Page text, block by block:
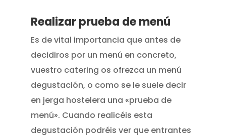
Realizar prueba de menú
Es de vital importancia que antes de
decidiros por un menú en concreto,
vuestro catering os ofrezca un menú
degustación, o como se le suele decir
en jerga hostelera una «prueba de
menú». Cuando realicéis esta
degustación podréis ver que entrantes